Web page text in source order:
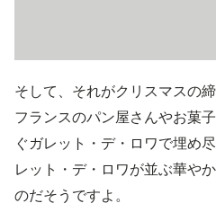
そして、それがクリスマスの
フランスのパン屋さんやお菓
ぐガレット・デ・ロワで埋め
レット・デ・ロワが並ぶ華や
のだそうですよ。